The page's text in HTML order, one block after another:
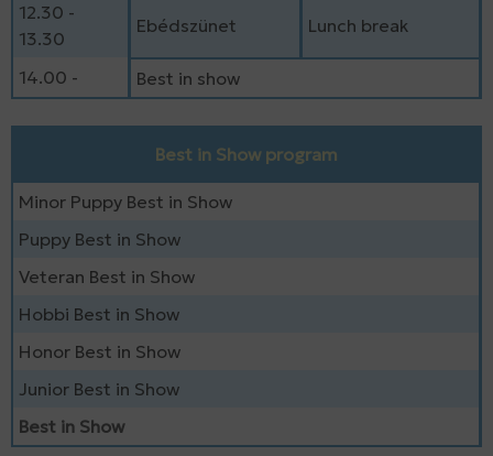
12.30 -
13.30
Ebédszünet Lunch break
14.00 - Best in show
Best in Show program
Minor Puppy Best in Show
Puppy Best in Show
Veteran Best in Show
Hobbi Best in Show
Honor Best in Show
Junior Best in Show
Best in Show